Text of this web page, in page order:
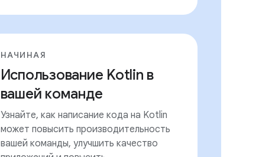
НАЧИНАЯ
Использование Kotlin в
вашей команде
Узнайте, как написание кода на Kotlin
может повысить производительность
вашей команды, улучшить качество